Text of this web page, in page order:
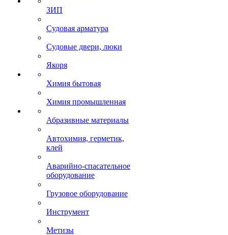
ЗИП
Судовая арматура
Судовые двери, люки
Якоря
Химия бытовая
Химия промышленная
Абразивные материалы
Автохимия, герметик,
клей
Аварийно-спасательное
оборудование
Грузовое оборудование
Инструмент
Метизы